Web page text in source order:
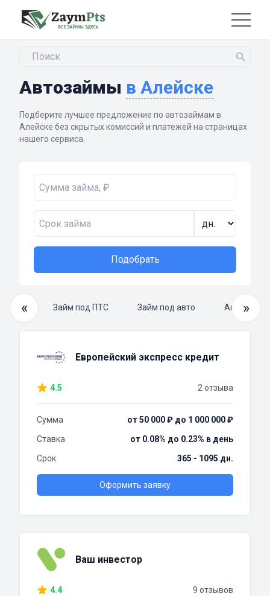
Автозаймы в Алейске
Подберите лучшее предложение по автозаймам в
Алейске без скрытых комиссий и платежей на страницах
нашего сервиса.
Подобрать
«
займ Займ под ПТС Займ под авто »
Европейский экспресс кредит
4.5 2 отзыва
Сумма
от 50 000 ₽ до 1 000 000 ₽
Ставка
от 0.08% до 0.23% в день
Срок
365 - 1095 дн.
Оформить заявку
Ваш инвестор
4.4 9 отзывов